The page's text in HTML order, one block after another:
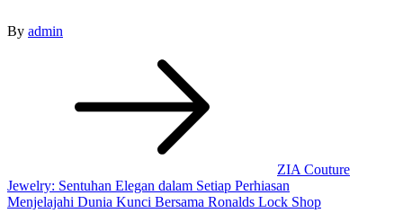
By admin
ZIA Couture
Jewelry: Sentuhan Elegan dalam Setiap Perhiasan
Menjelajahi Dunia Kunci Bersama Ronalds Lock Shop